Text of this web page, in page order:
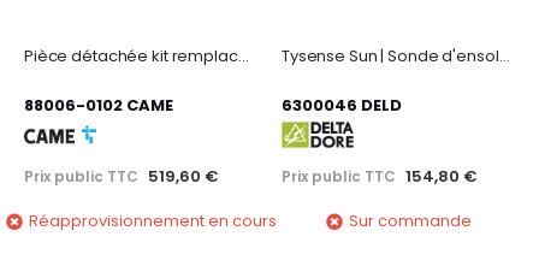
Pièce détachée kit remplacement zl65 di zl180
88006-0102 CAME
Prix public TTC 519,60 €
Réapprovisionnement en cours
Tysense Sun | Sonde d'ensoleillement
6300046 DELD
Prix public TTC 154,80 €
Sur commande